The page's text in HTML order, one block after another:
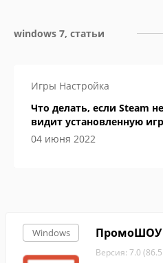
windows 7, статьи
Игры Настройка
Что делать, если Steam не
видит установленную
04 июня 2022
Windows ПромоШОУ
Версия: 7.0